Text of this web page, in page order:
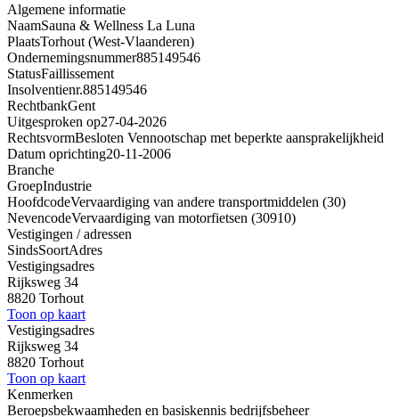
Algemene informatie
NaamSauna & Wellness La Luna
PlaatsTorhout (West-Vlaanderen)
Ondernemingsnummer885149546
StatusFaillissement
Insolventienr.885149546
RechtbankGent
Uitgesproken op27-04-2026
RechtsvormBesloten Vennootschap met beperkte aansprakelijkheid
Datum oprichting20-11-2006
Branche
GroepIndustrie
HoofdcodeVervaardiging van andere transportmiddelen (30)
NevencodeVervaardiging van motorfietsen (30910)
Vestigingen / adressen
SindsSoortAdres
Vestigingsadres
Rijksweg 34
8820 Torhout
Toon op kaart
Vestigingsadres
Rijksweg 34
8820 Torhout
Toon op kaart
Kenmerken
Beroepsbekwaamheden en basiskennis bedrijfsbeheer